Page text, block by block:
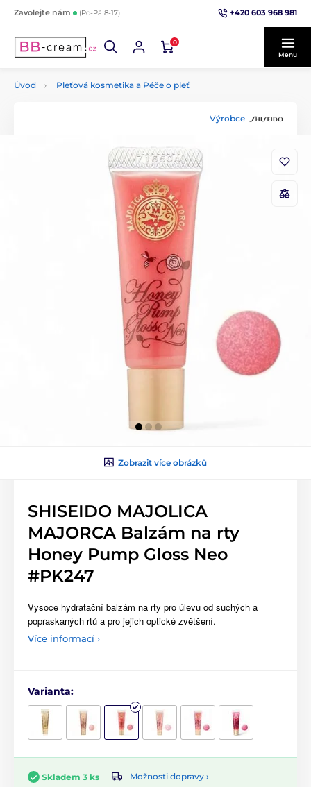
Zavolejte nám (Po-Pá 8-17) +420 603 968 981
0
Menu
Úvod Pleťová kosmetika a Péče o pleť
Výrobce
Zobrazit více obrázků
SHISEIDO MAJOLICA
MAJORCA Balzám na rty
Honey Pump Gloss Neo
#PK247
Vysoce hydratační balzám na rty pro úlevu od suchých a
popraskaných rtů a pro jejich optické zvětšení.
Více informací ›
Varianta:
Skladem 3 ks
Možnosti dopravy ›